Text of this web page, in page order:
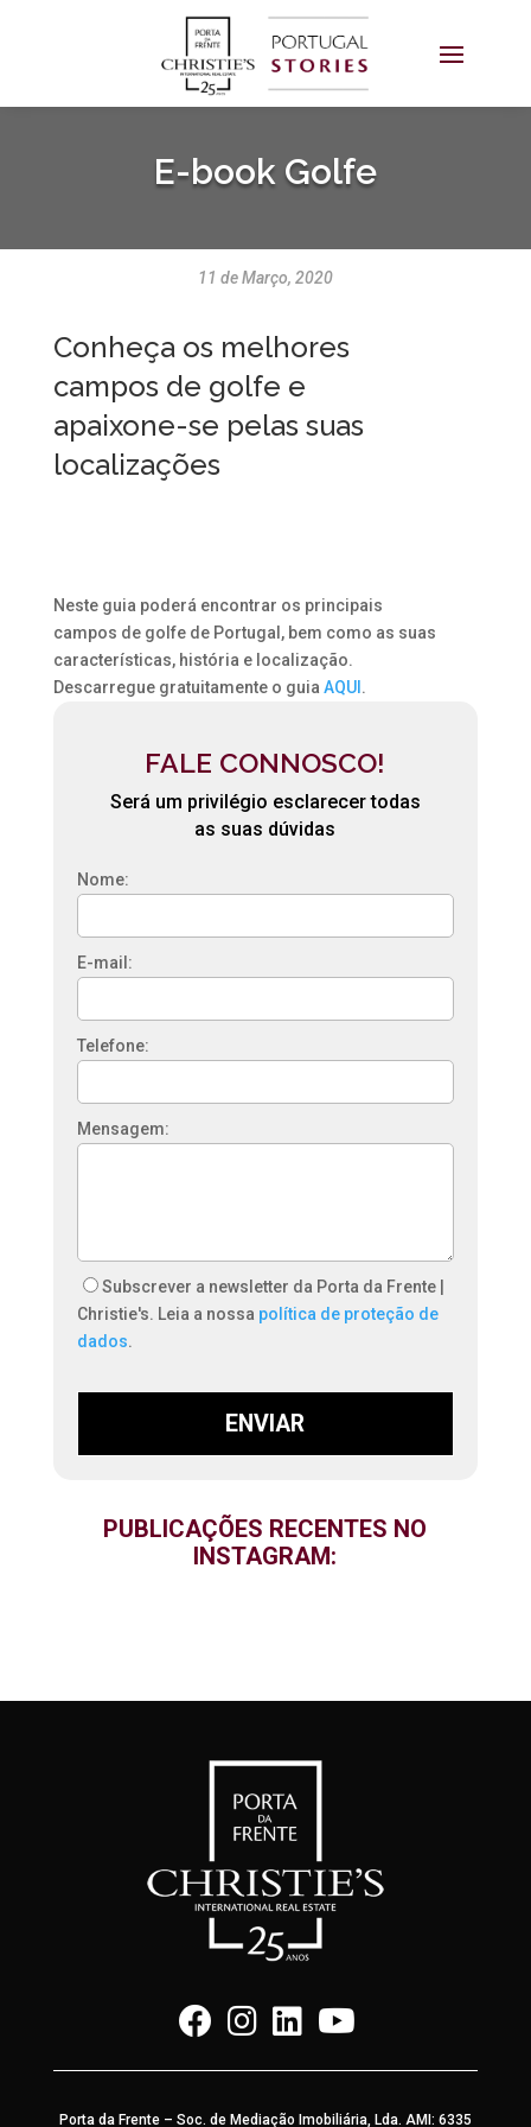
E-book Golfe
11 de Março, 2020
Conheça os melhores
campos de golfe e
apaixone-se pelas suas
localizações
Neste guia poderá encontrar os principais
campos de golfe de Portugal, bem como as suas
características, história e localização.
Descarregue gratuitamente o guia AQUI .
FALE CONNOSCO!
Será um privilégio esclarecer todas
as suas dúvidas
Nome:
E-mail:
Telefone:
Mensagem:
Subscrever a newsletter da Porta da Frente |
Christie's. Leia a nossa política de proteção de
dados.
ENVIAR
PUBLICAÇÕES RECENTES NO
INSTAGRAM:
Porta da Frente – Soc. de Mediação Imobiliária, Lda. AMI: 6335